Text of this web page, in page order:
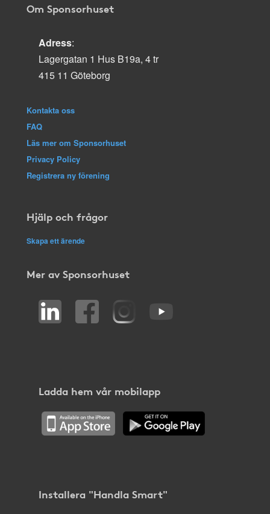
Om Sponsorhuset
Adress:
Lagergatan 1 Hus B19a, 4 tr
415 11 Göteborg
Kontakta oss
FAQ
Läs mer om Sponsorhuset
Privacy Policy
Registrera ny förening
Hjälp och frågor
Skapa ett ärende
Mer av Sponsorhuset
Ladda hem vår mobilapp
Installera "Handla Smart"